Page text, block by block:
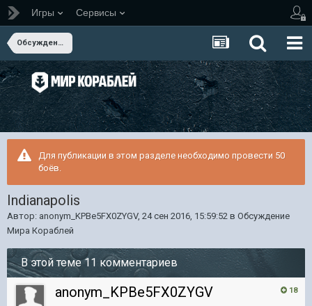
Игры Сервисы
Обсуждение Мира Кораблей
Для публикации в этом разделе необходимо провести 50
боёв.
Indianapolis
Автор: anonym_KPBe5FX0ZYGV, 24 сен 2016, 15:59:52 в Обсуждение
Мира Кораблей
В этой теме 11 комментариев
18
anonym_KPBe5FX0ZYGV